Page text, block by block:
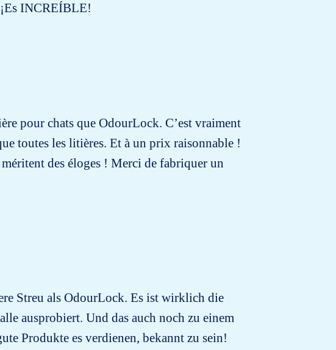
INCREÍBLE!
pour chats que OdourLock. C’est vraiment
toutes les litières. Et à un prix raisonnable !
des éloges ! Merci de fabriquer un
Streu als OdourLock. Es ist wirklich die
ausprobiert. Und das auch noch zu einem
Produkte es verdienen, bekannt zu sein!